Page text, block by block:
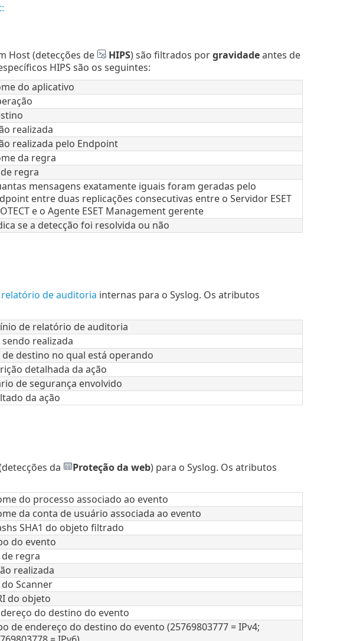
Host (detecções de HIPS) são filtrados porgravidadeantes de
HIPS são os seguintes:
do aplicativo
realizada
realizada pelo Endpoint
da regra
regra
mensagens exatamente iguais foram geradas pelo
entre duas replicações consecutivas entre o Servidor ESET
e o Agente ESET Management gerente
se a detecção foi resolvida ou não
relatório de auditoria internas para o Syslog. Os atributos
de relatório de auditoria
sendo realizada
de destino no qual está operando
detalhada da ação
de segurança envolvido
da ação
da Proteção da web) para o Syslog. Os atributos
do processo associado ao evento
da conta de usuário associada ao evento
SHA1 do objeto filtrado
do evento
regra
realizada
Scanner
do objeto
do destino do evento
de endereço do destino do evento (25769803777 = IPv4;